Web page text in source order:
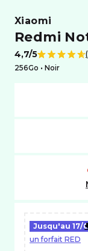
xiaomi
Redmi
Note de
4,7/5
256Go •
noir
Jusqu'au 17/
un forfait RED